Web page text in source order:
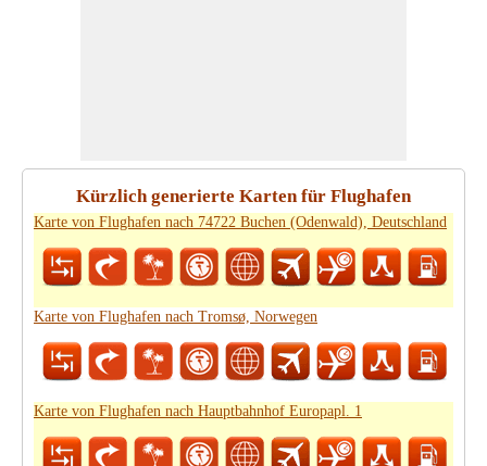
Kürzlich generierte Karten für Flughafen
Karte von Flughafen nach 74722 Buchen (Odenwald), Deutschland
Karte von Flughafen nach Tromsø, Norwegen
Karte von Flughafen nach Hauptbahnhof Europapl. 1